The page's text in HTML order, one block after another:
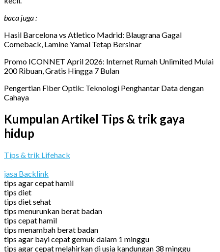
baca juga :
Hasil Barcelona vs Atletico Madrid: Blaugrana Gagal
Comeback, Lamine Yamal Tetap Bersinar
Promo ICONNET April 2026: Internet Rumah Unlimited Mulai
200 Ribuan, Gratis Hingga 7 Bulan
Pengertian Fiber Optik: Teknologi Penghantar Data dengan
Cahaya
Kumpulan Artikel Tips & trik gaya
hidup
Tips & trik Lifehack
jasa Backlink
tips agar cepat hamil
tips diet
tips diet sehat
tips menurunkan berat badan
tips cepat hamil
tips menambah berat badan
tips agar bayi cepat gemuk dalam 1 minggu
tips agar cepat melahirkan di usia kandungan 38 minggu